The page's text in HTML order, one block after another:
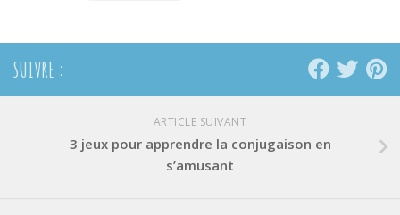
SUIVRE :
ARTICLE SUIVANT
3 jeux pour apprendre la conjugaison en
s’amusant